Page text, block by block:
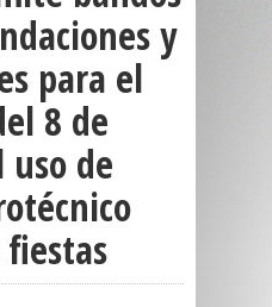
y
para el
8 de
de